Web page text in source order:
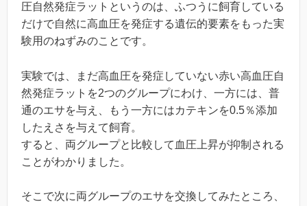
圧自然発症ラットというのは、ふつうに飼育している
だけで自然に高血圧を発症する遺伝的要素をもった実
験用のねずみのことです。
実験では、まだ高血圧を発症していない赤い高血圧自
然発症ラットを2つのグループにわけ、一方には、普
通のエサを与え、もう一方にはカテキンを0.5％添加
したえさを与えて飼育。
すると、両グループと比較して血圧上昇が抑制される
ことがわかりました。
そこで次に両グループのエサを交換してみたところ、